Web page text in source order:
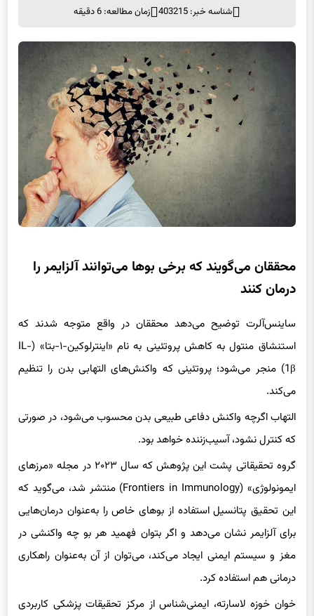
شناسه خبر: 403215
زمان مطالعه: 6 دقیقه
محققان می‌گویند که برخی بوها می‌توانند آلزایمر را
درمان کنند
ساینس‌آلرت توضیح می‌دهد محققان در واقع متوجه شدند که
استنشاق منتول به کاهش پروتئینی به نام «اینترلوکین-۱-بتا» (IL-
1β) منجر می‌شود؛ پروتئینی که واکنش‌های التهابی بدن را تنظیم
می‌‌کند.
التهاب اگرچه واکنش دفاعی طبیعی بدن محسوب می‌شود، در صورتی
که کنترل نشود، آسیب‌زننده خواهد بود.
گروه تحقیقاتی پشت این پژوهش که سال ۲۰۲۳ در مجله «مرزهای
ایمونولوژی»‌‌ (Frontiers in Immunology) منتشر شد، می‌گوید که
این تحقیق پتانسیل استفاده از بوهای خاص را به‌عنوان درمان‌هایی
برای آلزایمر نشان می‌دهد و اگر بتوان فهمید هر بو چه واکنشی در
مغز و سیستم ایمنی ایجاد می‌کند، می‌توان از آن‌‌ به‌عنوان راهکاری
درمانی هم استفاده کرد.
خوان خوزه لاسارته، ایمنی‌شناس از مرکز تحقیقات پزشکی کاربردی